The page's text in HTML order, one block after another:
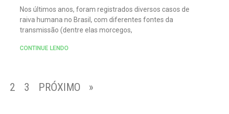
Nos últimos anos, foram registrados diversos casos de
raiva humana no Brasil, com diferentes fontes da
transmissão (dentre elas morcegos,
CONTINUE LENDO
2 3 PRÓXIMO »